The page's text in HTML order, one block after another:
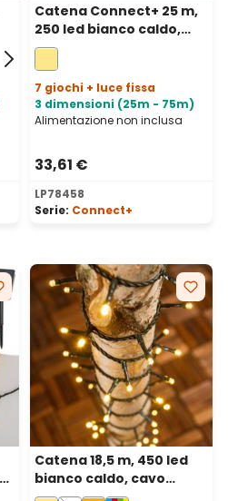
Catena Connect+ 25 m,
250 led bianco caldo,
cavo trasparente,
prolungabile
7 giochi + luce fissa
3 dimensioni (25m - 75m)
Alimentazione non inclusa
33,61 €
LP78458
Serie: Connect+
Catena 18,5 m, 450 led
bianco caldo, cavo
verde